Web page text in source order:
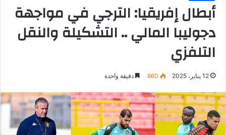
أبطال إفريقيا: الترجي في مواجهة
دجوليبا المالي .. التشكيلة والنقل
التلفزي
12 يناير، 2025 860 دقيقة واحدة